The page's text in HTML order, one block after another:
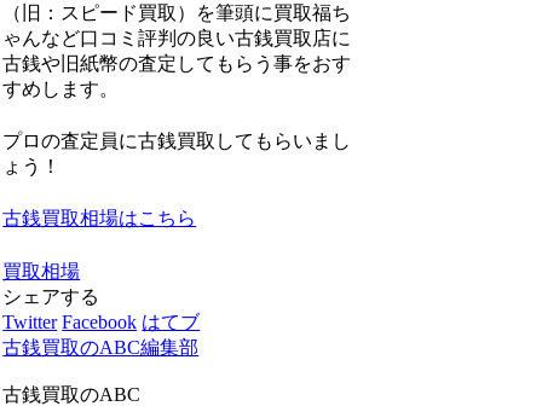
（旧：スピード買取）を筆頭に買取福ち
ゃんなど口コミ評判の良い古銭買取店に
古銭や旧紙幣の査定してもらう事をおす
すめします。
プロの査定員に古銭買取してもらいまし
ょう！
古銭買取相場はこちら
買取相場
シェアする
Twitter Facebook はてブ
古銭買取のABC編集部
古銭買取のABC